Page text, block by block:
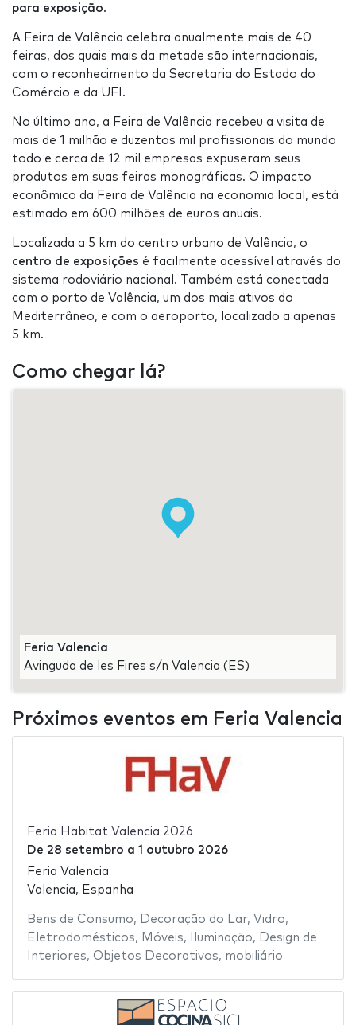
para exposição.
A Feira de Valência celebra anualmente mais de 40
feiras, dos quais mais da metade são internacionais,
com o reconhecimento da Secretaria do Estado do
Comércio e da UFI.
No último ano, a Feira de Valência recebeu a visita de
mais de 1 milhão e duzentos mil profissionais do mundo
todo e cerca de 12 mil empresas expuseram seus
produtos em suas feiras monográficas. O impacto
econômico da Feira de Valência na economia local, está
estimado em 600 milhões de euros anuais.
Localizada a 5 km do centro urbano de Valência, o
centro de exposições é facilmente acessível através do
sistema rodoviário nacional. Também está conectada
com o porto de Valência, um dos mais ativos do
Mediterrâneo, e com o aeroporto, localizado a apenas
5 km.
Como chegar lá?
Feria Valencia
Avinguda de les Fires s/n Valencia (ES)
Próximos eventos em Feria Valencia
Feria Habitat Valencia 2026
De 28 setembro a 1 outubro 2026
Feria Valencia
Valencia, Espanha
Bens de Consumo, Decoração do Lar, Vidro,
Eletrodomésticos, Móveis, Iluminação,
Design de
Interiores, Objetos Decorativos, mobiliário